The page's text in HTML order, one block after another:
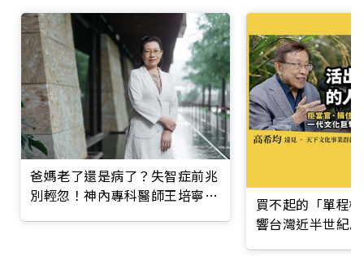
爸媽老了還是病了？失智症前兆
別輕忽！神內專科醫師王培寧呼
買不起的「單程
響台灣近半世紀